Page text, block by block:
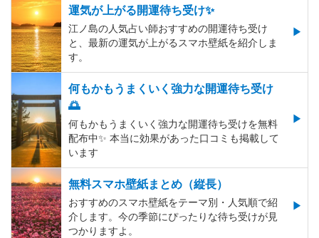
運気が上がる開運待ち受け✨
江ノ島の人気占い師おすすめの開運待ち受け
と、最新の運気が上がるスマホ壁紙を紹介しま
す。
何もかもうまくいく強力な開運待ち受け
🌅
何もかもうまくいく強力な開運待ち受けを無料
配布中✨️ 本当に効果があった口コミも掲載して
います
無料スマホ壁紙まとめ（縦長）
おすすめのスマホ壁紙をテーマ別・人気順で紹
介します。今の季節にぴったりな待ち受けが見
つかりますよ。